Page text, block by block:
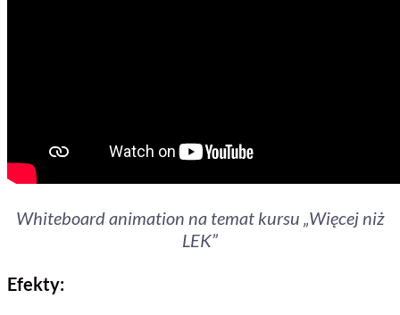
Whiteboard animation na temat kursu „Więcej niż
LEK”
Efekty: